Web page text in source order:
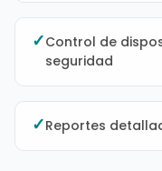
✓Control de
seguridad
✓Reportes